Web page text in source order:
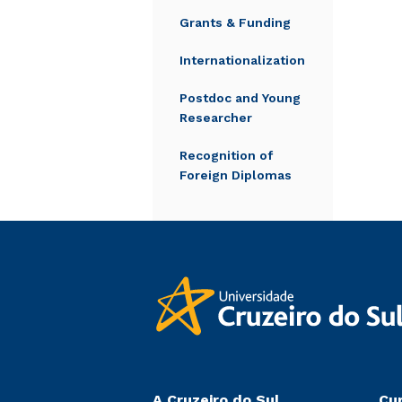
Grants & Funding
Internationalization
Postdoc and Young
Researcher
Recognition of
Foreign Diplomas